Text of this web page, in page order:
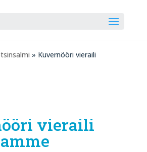
» Kuvernööri vieraili
vieraili